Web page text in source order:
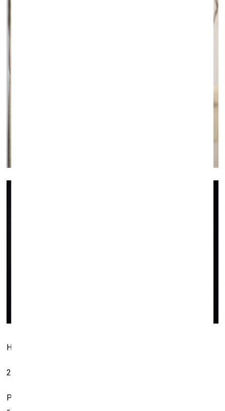
На нижней фотографии справа: князь Сергей Голицын
2.
Растениям, пожалуй, – главным героям выставки